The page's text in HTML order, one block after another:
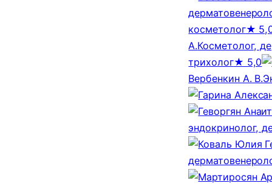
косметолог★
А.Косметолог,
трихолог★ 5,0
Вербенкин А. В.
эндокринолог,